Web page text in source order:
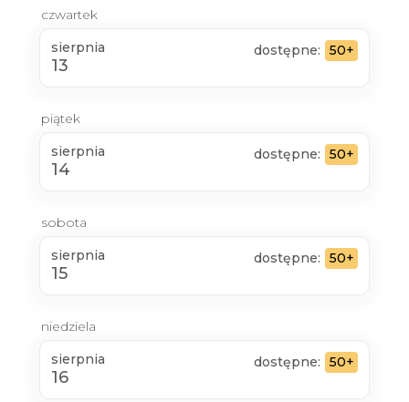
czwartek
sierpnia
13
dostępne: 50+
piątek
sierpnia
14
dostępne: 50+
sobota
sierpnia
15
dostępne: 50+
niedziela
sierpnia
16
dostępne: 50+